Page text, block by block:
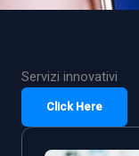
Servizi innovativi
Click Here